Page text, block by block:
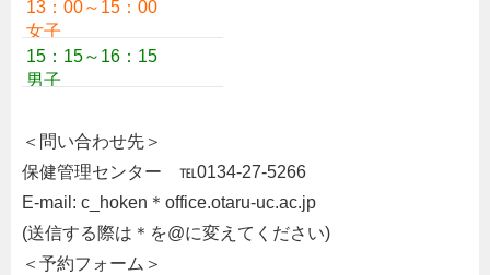
13：00～15：00
女子
15：15～16：15
男子
＜問い合わせ先＞
保健管理センター ℡0134-27-5266
E-mail: c_hoken＊office.otaru-uc.ac.jp
(送信する際は＊を@に変えてください)
＜予約フォーム＞